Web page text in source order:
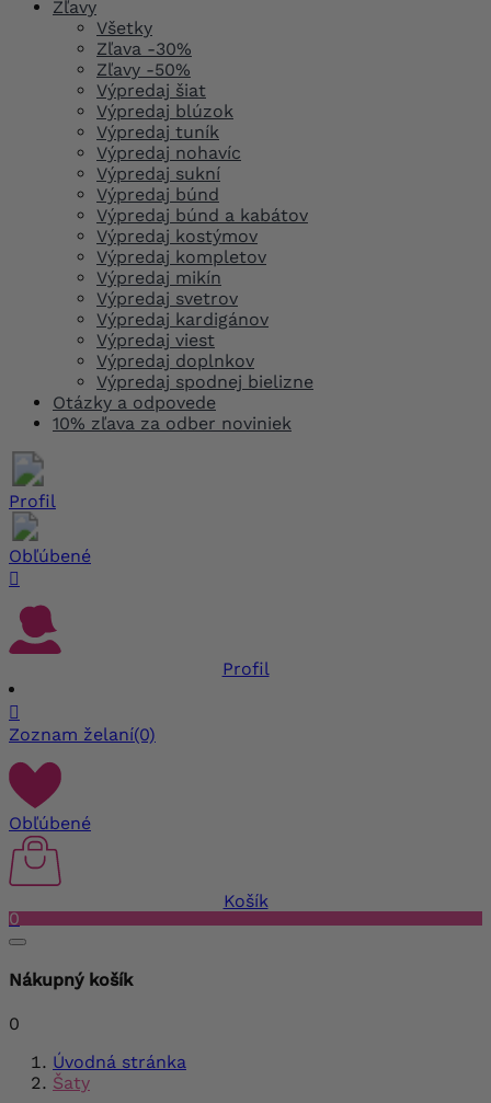
Zľavy
Všetky
Zľava -30%
Zľavy -50%
Výpredaj šiat
Výpredaj blúzok
Výpredaj tuník
Výpredaj nohavíc
Výpredaj sukní
Výpredaj búnd
Výpredaj búnd a kabátov
Výpredaj kostýmov
Výpredaj kompletov
Výpredaj mikín
Výpredaj svetrov
Výpredaj kardigánov
Výpredaj viest
Výpredaj doplnkov
Výpredaj spodnej bielizne
Otázky a odpovede
10% zľava za odber noviniek
Profil
Obľúbené

Profil

Zoznam želaní(0)
Obľúbené
Košík
0
Nákupný košík
0
Úvodná stránka
Šaty